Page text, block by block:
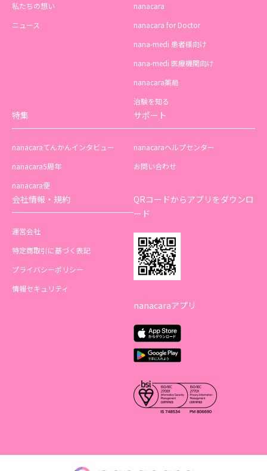
私たちの想い
ニュース
nanacara
nanacara for Doctor
nana-medi 患者様向け
nana-medi 医療機関向け
nanacara薬局
治験を知る
特集
nanacaraてんかんインタビュー
nanacara5周年
nanacara便
サポート
nanacaraヘルプセンター
お問い合わせ
会社情報・規約
運営会社
特定商取引に基づく表記
プライバシーポリシー
情報セキュリティ
QRコードからアプリをダウンロ
ード
nanacaraアプリ